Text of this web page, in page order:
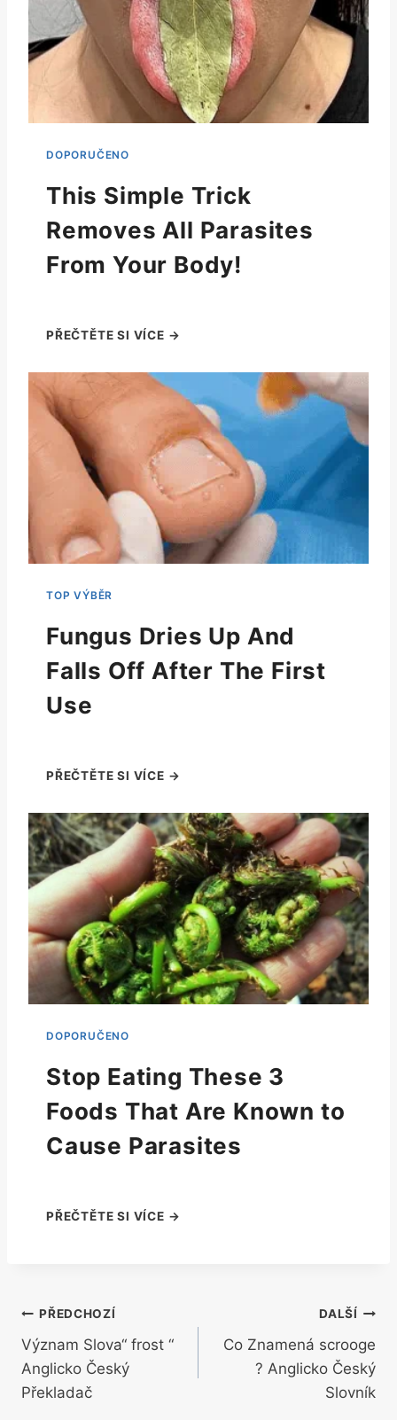
This Simple Trick
Removes All Parasites
From Your Body!
Fungus Dries Up And
Falls Off After The First
Use
Stop Eating These 3
Foods That Are Known to
Cause Parasites
Navigace
pro
příspěvek
PŘEDCHOZÍ
Význam Slova“ frost “
Anglicko Český
Překladač
DALŠÍ
Co Znamená scrooge
? Anglicko Český
Slovník